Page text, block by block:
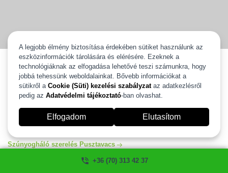
+36 (70) 313 42 37
Szúnyogháló szerelés Pusztavacs
Szúnyogháló szerelés Pusztavacs egész területén vállaljuk ingyenes
kiszállással és 2 év gyártói garanciával. Válassza ki új szúnyoghálóját
és mi 2 heten belül felszereljük. Több, mint 20 éves tapasztalattal
állunk az Ön rendelkezésére. Szúnyogháló szerelés és javítás
Pusztavacs egész területén garanciával, számlával. Ha szeretné
igénybe venni a segítségünket kérem hívjon minket és mi szívesen
segítünk! szúnyogháló ablakra, ajtóra ahogyan Ön szeretné.
Szúnyogháló szerelés Pusztavacs
A legjobb élmény biztosítása érdekében sütiket használunk az
eszközinformációk tárolására és elérésére. Ezeknek a
technológiáknak az elfogadása lehetővé teszi számunkra, hogy
jobbá tehessünk weboldalainkat. Bővebb információkat a
sütikről a Cookie (Süti) kezelési szabályzataz adatkezlésről
pedig az Adatvédelmi tájékoztató-ban olvashat.
Elfogadom Elutasítom